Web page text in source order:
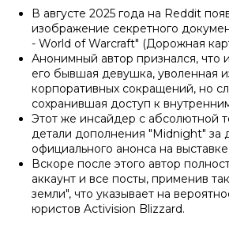
В августе 2025 года на Reddit
изображение секретного
- World of Warcraft" (Дорожная
Анонимный автор признался, что
его бывшая девушка, уволенная
корпоративных сокращений, но
сохранившая доступ к
Этот же инсайдер с абсолютной
детали дополнения "Midnight" за
официального анонса на выставке.
Вскоре после этого автор
аккаунт и все посты, применив
земли", что указывает на
юристов Activision Blizzard.